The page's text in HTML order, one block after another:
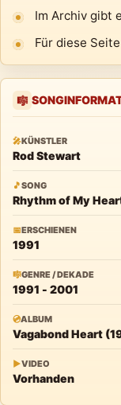
Im Archiv gibt
Für diese
🎼
🎤KÜNSTLER
Rod Stewart
🎵SONG
Rhythm of My
📅ERSCHIENEN
1991
🎼GENRE / DEKADE
1991 - 2001
💿ALBUM
Vagabond Heart
▶VIDEO
Vorhanden